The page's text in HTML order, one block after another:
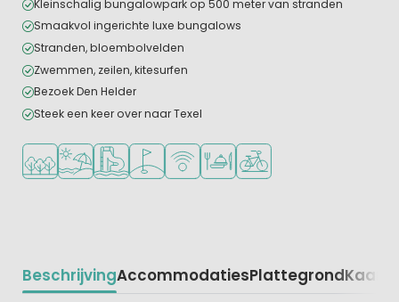
Kleinschalig bungalowpark op 500 meter van stranden
Smaakvol ingerichte luxe bungalows
Stranden, bloembolvelden
Zwemmen, zeilen, kitesurfen
Bezoek Den Helder
Steek een keer over naar Texel
Ligt in een bosrijke omgeving
Ligt bij strand en zee
Zwemparadijs of waterpark
Golfbaan in de buurt
WiFi beschikbaar
Restaurant of pizzeria
Fietsverhuur
BeschrijvingAccommodatiesPlattegrondKaart